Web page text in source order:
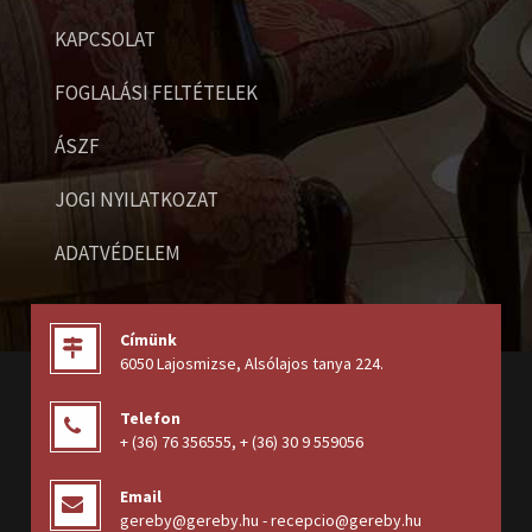
KAPCSOLAT
FOGLALÁSI FELTÉTELEK
ÁSZF
JOGI NYILATKOZAT
ADATVÉDELEM
Címünk
6050 Lajosmizse, Alsólajos tanya 224.
Telefon
+ (36) 76 356555, + (36) 30 9 559056
Email
gereby@gereby.hu - recepcio@gereby.hu